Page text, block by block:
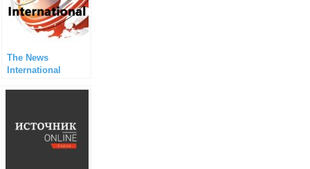
The News
International